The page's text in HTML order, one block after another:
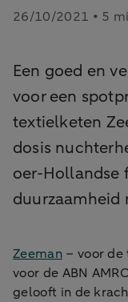
26/10/2021 • 5
Een goed en
voor een
textielketen
dosis
oer-Hollandse
duurzaamheid
Zeeman– voor de
voor de ABN
gelooft in de